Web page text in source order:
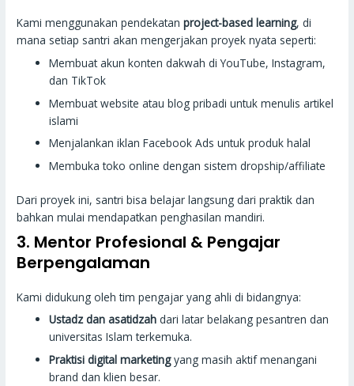
Kami menggunakan pendekatanproject-based learning, di
mana setiap santri akan mengerjakan proyek nyata seperti:
Membuat akun konten dakwah di YouTube, Instagram,
dan TikTok
Membuat website atau blog pribadi untuk menulis artikel
islami
Menjalankan iklan Facebook Ads untuk produk halal
Membuka toko online dengan sistem dropship/affiliate
Dari proyek ini, santri bisa belajar langsung dari praktik dan
bahkan mulai mendapatkan penghasilan mandiri.
3. Mentor Profesional & Pengajar
Berpengalaman
Kami didukung oleh tim pengajar yang ahli di bidangnya:
Ustadz dan asatidzah dari latar belakang pesantren dan
universitas Islam terkemuka.
Praktisi digital marketingyang masih aktif menangani
brand dan klien besar.